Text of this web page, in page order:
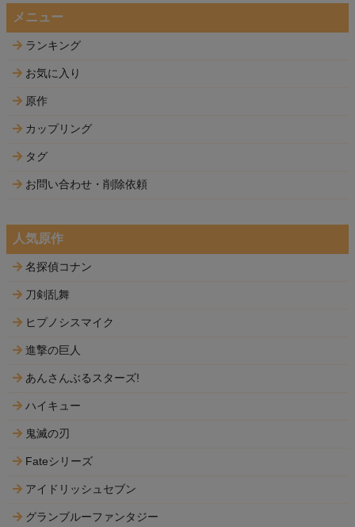
メニュー
ランキング
お気に入り
原作
カップリング
タグ
お問い合わせ・削除依頼
人気原作
名探偵コナン
刀剣乱舞
ヒプノシスマイク
進撃の巨人
あんさんぶるスターズ!
ハイキュー
鬼滅の刃
Fateシリーズ
アイドリッシュセブン
グランブルーファンタジー